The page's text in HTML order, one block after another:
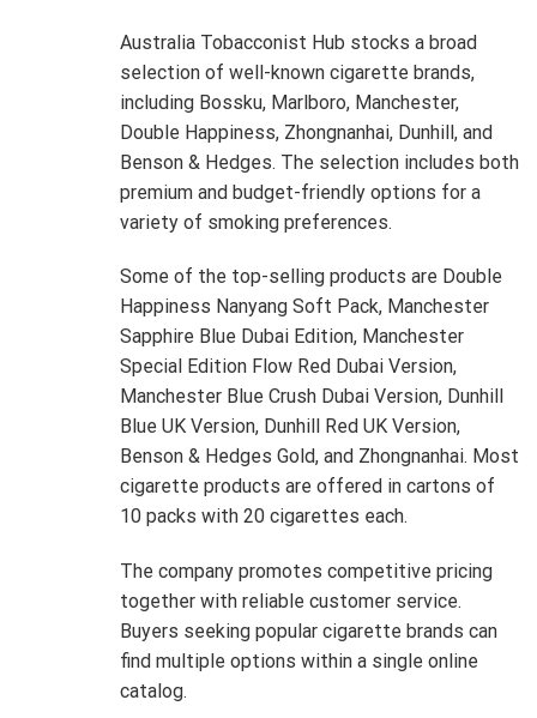
Australia Tobacconist Hub stocks a broad
selection of well-known cigarette brands,
including Bossku, Marlboro, Manchester,
Double Happiness, Zhongnanhai, Dunhill, and
Benson & Hedges. The selection includes both
premium and budget-friendly options for a
variety of smoking preferences.
Some of the top-selling products are Double
Happiness Nanyang Soft Pack, Manchester
Sapphire Blue Dubai Edition, Manchester
Special Edition Flow Red Dubai Version,
Manchester Blue Crush Dubai Version, Dunhill
Blue UK Version, Dunhill Red UK Version,
Benson & Hedges Gold, and Zhongnanhai. Most
cigarette products are offered in cartons of
10 packs with 20 cigarettes each.
The company promotes competitive pricing
together with reliable customer service.
Buyers seeking popular cigarette brands can
find multiple options within a single online
catalog.